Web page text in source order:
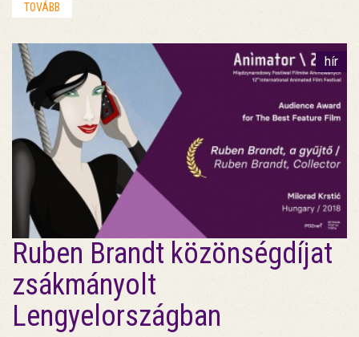
TOVÁBB
hír
Ruben Brandt közönségdíjat
zsákmányolt
Lengyelországban